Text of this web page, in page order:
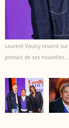
Laurent Voulzy revient
prenais de ses